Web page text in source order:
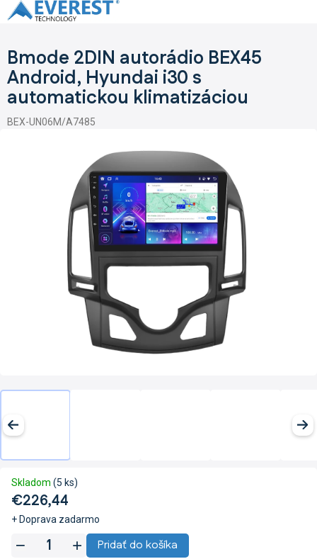
Prejsť
na
Bmode 2DIN autorádio BEX45
Android, Hyundai i30 s
automatickou klimatizáciou
BEX-UN06M/A7485
€226,44
+ Doprava zadarmo
Jednotková
Skladom (5 ks)
Pridať do košíka